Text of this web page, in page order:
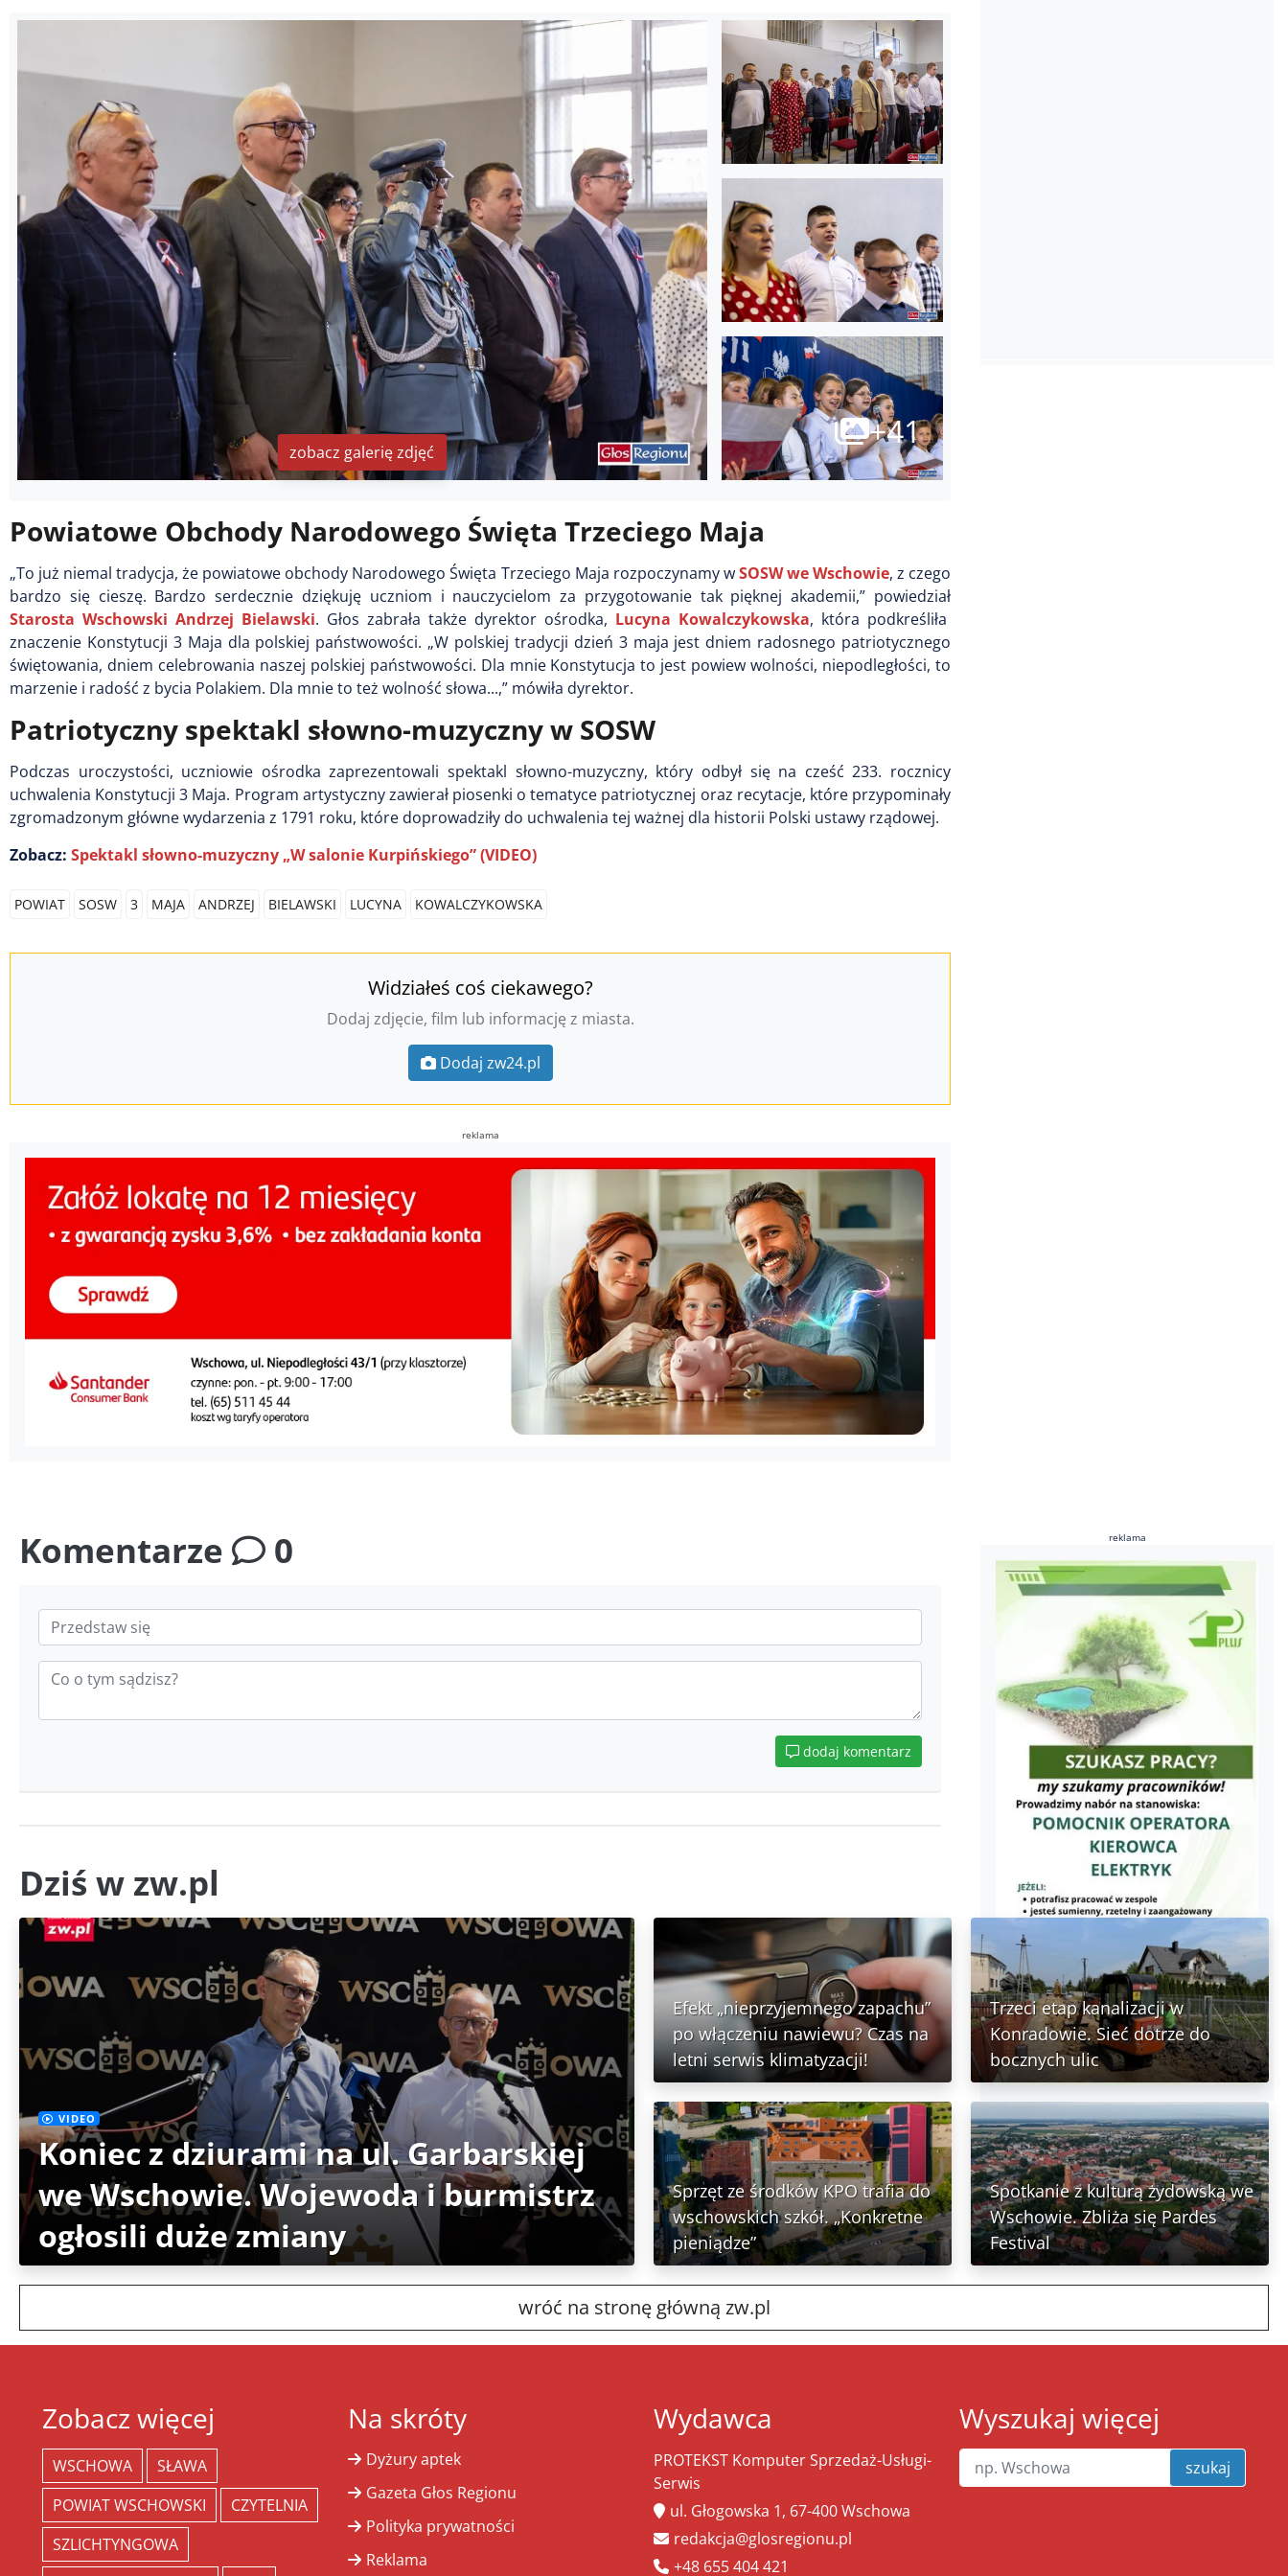
zobacz galerię zdjęć
+41
Powiatowe Obchody Narodowego Święta Trzeciego Maja
„To już niemal tradycja, że powiatowe obchody Narodowego Święta Trzeciego Maja rozpoczynamy wSOSW we Wschowie, z czego
bardzo się cieszę. Bardzo serdecznie dziękuję uczniom i nauczycielom za przygotowanie tak pięknej akademii,” powiedział
Starosta Wschowski Andrzej Bielawski. Głos zabrała także dyrektor ośrodka, Lucyna Kowalczykowska, która podkreśliła
znaczenie Konstytucji 3 Maja dla polskiej państwowości. „W polskiej tradycji dzień 3 maja jest dniem radosnego patriotycznego
świętowania, dniem celebrowania naszej polskiej państwowości. Dla mnie Konstytucja to jest powiew wolności, niepodległości, to
marzenie i radość z bycia Polakiem. Dla mnie to też wolność słowa...,” mówiła dyrektor.
Patriotyczny spektakl słowno-muzyczny w SOSW
Podczas uroczystości, uczniowie ośrodka zaprezentowali spektakl słowno-muzyczny, który odbył się na cześć 233. rocznicy
uchwalenia Konstytucji 3 Maja. Program artystyczny zawierał piosenki o tematyce patriotycznej oraz recytacje, które przypominały
zgromadzonym główne wydarzenia z 1791 roku, które doprowadziły do uchwalenia tej ważnej dla historii Polski ustawy rządowej.
Zobacz: Spektakl słowno-muzyczny „W salonie Kurpińskiego” (VIDEO)
POWIAT SOSW 3 MAJA ANDRZEJ BIELAWSKI LUCYNA KOWALCZYKOWSKA
Widziałeś coś ciekawego?
Dodaj zdjęcie, film lub informację z miasta.
Dodaj zw24.pl
reklama
Komentarze 0
dodaj komentarz
reklama
Dziś w zw.pl
VIDEO
Koniec z dziurami na ul. Garbarskiej
we Wschowie. Wojewoda i burmistrz
ogłosili duże zmiany
Efekt „nieprzyjemnego zapachu”
po włączeniu nawiewu? Czas na
letni serwis klimatyzacji!
Trzeci etap kanalizacji w
Konradowie. Sieć dotrze do
bocznych ulic
Sprzęt ze środków KPO trafia do
wschowskich szkół. „Konkretne
pieniądze”
Spotkanie z kulturą żydowską we
Wschowie. Zbliża się Pardes
Festival
wróć na stronę główną zw.pl
Zobacz więcej
WSCHOWA
SŁAWA
POWIAT WSCHOWSKI
CZYTELNIA
SZLICHTYNGOWA
Na skróty
Dyżury aptek
Gazeta Głos Regionu
Polityka prywatności
Reklama
Wydawca
PROTEKST Komputer Sprzedaż-Usługi-
Serwis
ul. Głogowska 1, 67-400 Wschowa
redakcja@glosregionu.pl
+48 655 404 421
Wyszukaj więcej
szukaj